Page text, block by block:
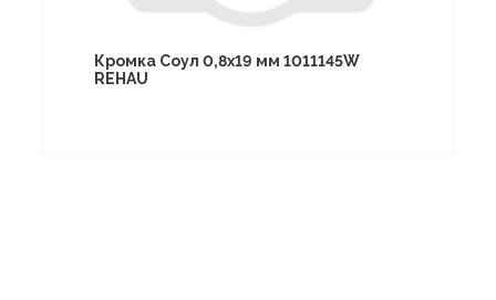
Кромка Соул 0,8х19 мм 1011145W
REHAU